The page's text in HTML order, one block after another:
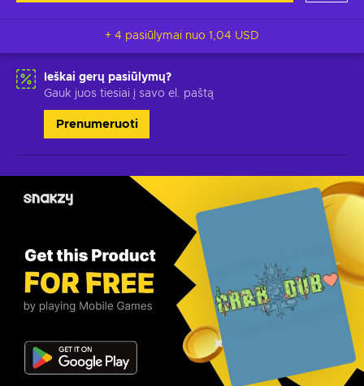
+ 4 pasiūlymai nuo 1,04 USD
Ieškai gerų pasiūlymų?
Gauk juos tiesiai į savo el. paštą
Prenumeruoti